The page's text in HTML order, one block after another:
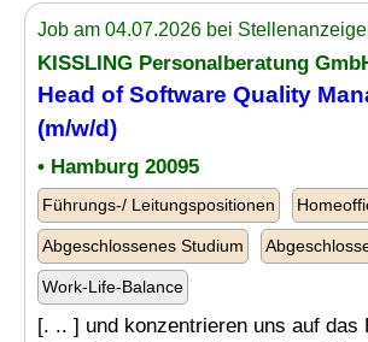
Job am 04.07.2026 bei
KISSLING Personalberatung
Head ofSoftware Quality
(m/w/d)
• Hamburg 20095
Führungs-/ Leitungspositionen
Abgeschlossenes Studium
Work-Life-Balance
[. .. ] und konzentrieren uns auf das